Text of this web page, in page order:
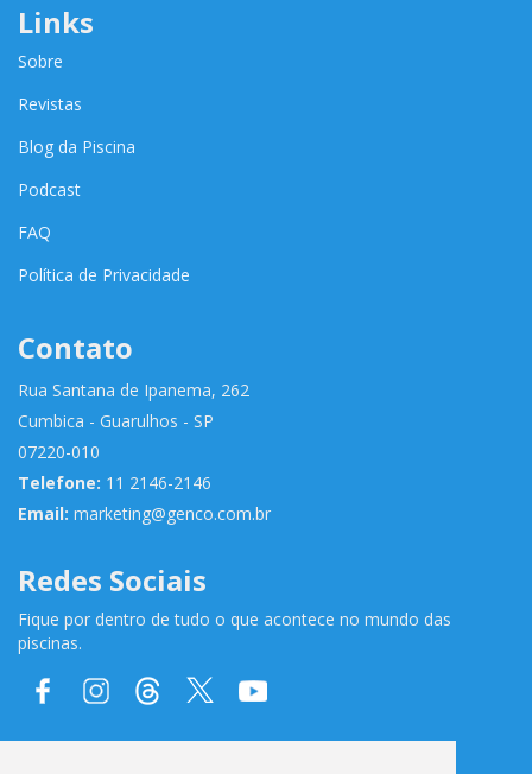
Links
Sobre
Revistas
Blog da Piscina
Podcast
FAQ
Política de Privacidade
Contato
Rua Santana de Ipanema, 262
Cumbica - Guarulhos - SP
07220-010
Telefone: 11 2146-2146
Email: marketing@genco.com.br
Redes Sociais
Fique por dentro de tudo o que acontece no mundo das
piscinas.